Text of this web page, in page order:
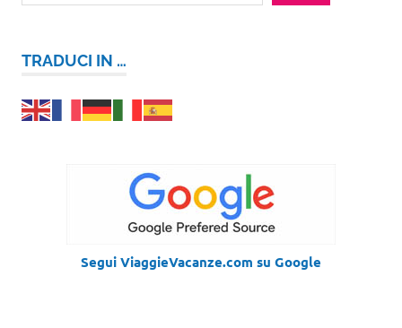
TRADUCI IN …
Segui ViaggieVacanze.com su Google